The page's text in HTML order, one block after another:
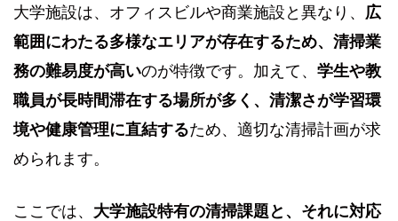
大学施設は、オフィスビルや商業施設と異なり、 広
範囲にわたる多様なエリアが存在するため、清掃業
務の難易度が高いのが特徴です。加えて、 学生や教
職員が長時間滞在する場所が多く、清潔さが学習環
境や健康管理に直結するため、適切な清掃計画が求
められます。
ここでは、 大学施設特有の清掃課題と、それに対応